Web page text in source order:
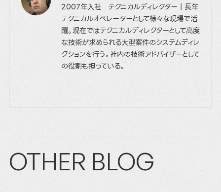
2007年入社 テクニカルディレクター｜長年
テクニカルオペレーターとして様々な現場で活
躍。現在ではテクニカルディレクターとして高度
な技術が求められる大型案件のシステムディレ
クションを行う。社内の技術アドバイザーとして
の役割も担っている。
OTHER BLOG